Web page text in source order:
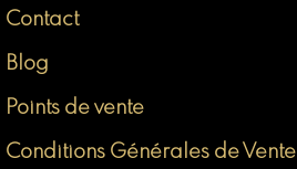
Contact
Blog
Points de vente
Conditions Générales de Vente